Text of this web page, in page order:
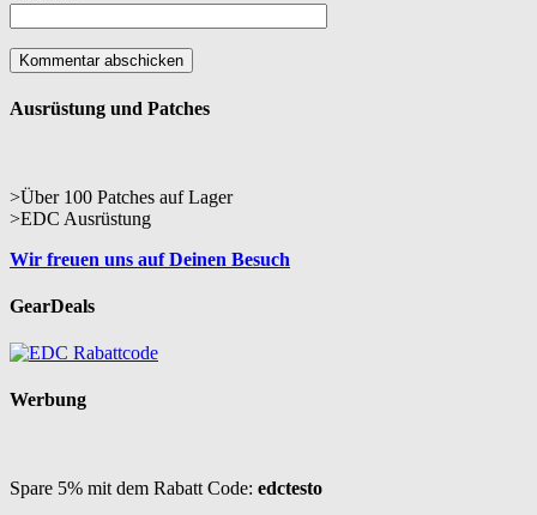
Ausrüstung und Patches
>Über 100 Patches auf Lager
>EDC Ausrüstung
Wir freuen uns auf Deinen Besuch
GearDeals
Werbung
Spare 5% mit dem Rabatt Code: edctesto